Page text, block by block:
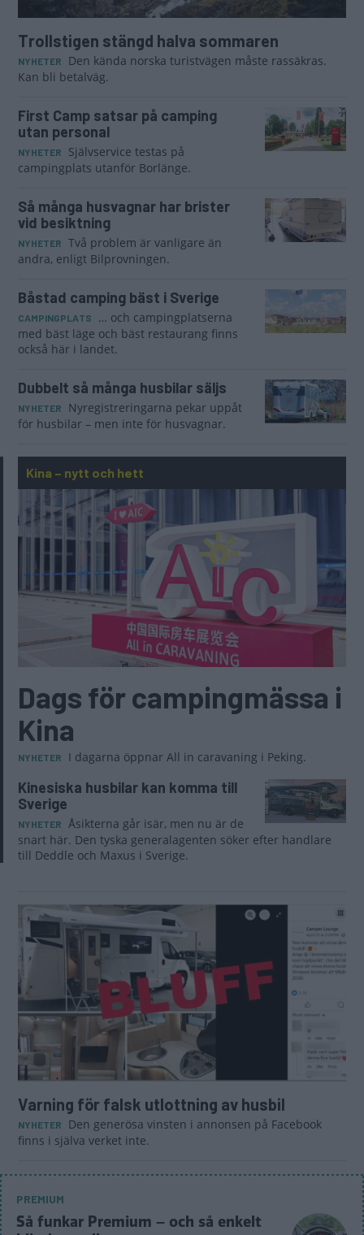
Trollstigen stängd halva sommaren
NYHETER
Den kända norska turistvägen måste rassäkras.
Kan bli betalväg.
First Camp satsar på camping
utan personal
NYHETER
Självservice testas på
campingplats utanför Borlänge.
Så många husvagnar har brister
vid besiktning
NYHETER
Två problem är vanligare än
andra, enligt Bilprovningen.
Båstad camping bäst i Sverige
CAMPINGPLATS
… och campingplatserna
med bäst läge och bäst restaurang finns
också här i landet.
Dubbelt så många husbilar säljs
NYHETER
Nyregistreringarna pekar uppåt
för husbilar – men inte för husvagnar.
Kina – nytt och hett
Dags för campingmässa i
Kina
NYHETER I dagarna öppnar All in caravaning i Peking.
Kinesiska husbilar kan komma till
Sverige
NYHETER
Åsikterna går isär, men nu är de
snart här. Den tyska generalagenten söker efter handlare
till Deddle och Maxus i Sverige.
Varning för falsk utlottning av husbil
NYHETER
Den generösa vinsten i annonsen på Facebook
finns i själva verket inte.
PREMIUM
Så funkar Premium – och så enkelt